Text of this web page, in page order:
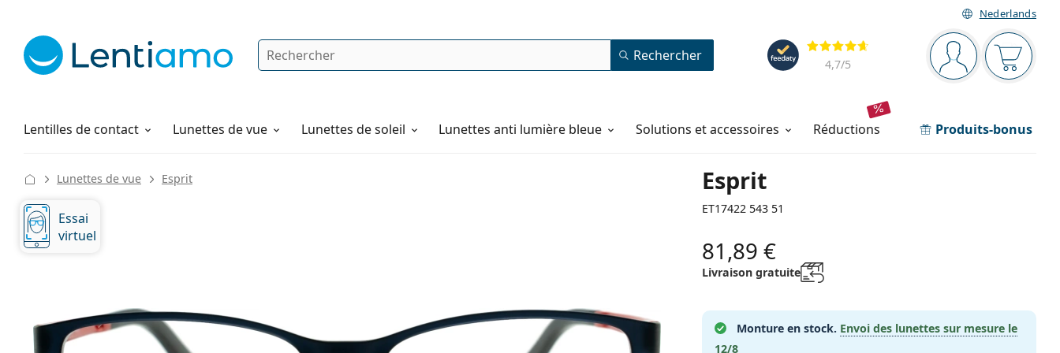
Nederlands
Barre de navigation
Vous êtesVotre
Évaluation
4,7/5
Rechercher Rechercher
Lentilles de contact
Solutions Lunettes de vue Lunettes de soleil Lunettes anti lumière bleue Solutions et accessoires réductions Produits-bonus
Comment commander
Esprit
ET17422 543 51
Lunettes de vue Esprit
Essai
virtuel
81,89 €
Livraison gratuite
Monture en stock. Envoi des lunettes sur mesure le
12/8